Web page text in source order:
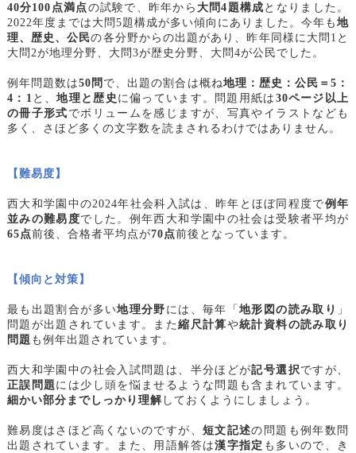
40分100点満点の試験で、昨年から 大問4題構成 となりました。
2022年度までは大問5題構成が多い傾向にありました。今年も地
理、歴史、公民の各分野からの出題があり、昨年同様に大問1と
大問2が地理分野、大問3が歴史分野、大問4が公民でした。
例年問題数は50問 で、出題の割合は概ね地理：歴史：公民＝5：
4：1 と、地理と歴史 に偏っています。問題用紙は 30ページ以上
の冊子形式 でボリュームを感じますが、写真やイラストなども
多く、さほど多くの文字数を読まされるわけではありません。
【難易度】
西大和学園中の2024年社会科入試は、昨年とほぼ同程度で例年
並みの難易度でした。例年西大和学園中の社会は受験者平均が
65点前後、合格者平均点が70点前後となっています。
【傾向と対策】
最も出題割合が多い地理分野 には、毎年「地形図の読み取り 」
問題が出題されています。また縮尺計算や統計資料の読み取り
問題 も例年出題されています。
西大和学園中の社会入試問題は、半分ほどが記号選択 ですが、
正誤問題 には少し頭を悩ませるような問題も含まれています。
細かい部分までしっかり理解しておくようにしましょう。
難易度はさほど高くないのですが、 短文記述の問題も例年数問
出題されています。また、用語解答は漢字指定 も多いので、き